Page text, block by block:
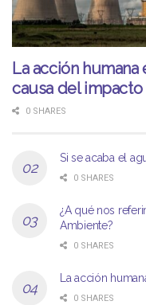
La acción humana
causa del
0 SHARES
Si se acaba el
0 SHARES
¿A qué nos
Ambiente?
0 SHARES
La acción
0 SHARES